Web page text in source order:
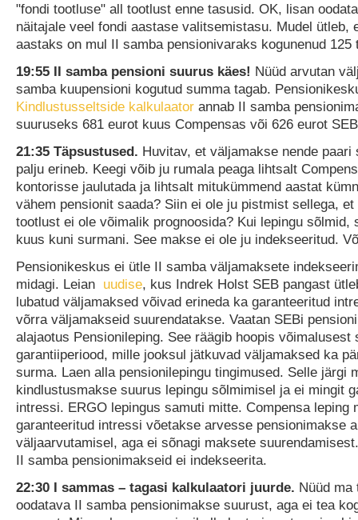
"fondi tootluse" all tootlust enne tasusid. OK, lisan
näitajale veel fondi aastase valitsemistasu. Mudel ütleb,
aastaks on mul II samba pensionivaraks kogunenud 125
19:55 II samba pensioni suurus käes! Nüüd arvutan
samba kuupensioni kogutud summa tagab.
Kindlustusseltside kalkulaator annab II samba
suuruseks 681 eurot kuus Compensas või 626 eurot
21:35 Täpsustused. Huvitav, et väljamakse nende paari
palju erineb. Keegi võib ju rumala peaga lihtsalt
kontorisse jaulutada ja lihtsalt mitukümmend aastat
vähem pensionit saada? Siin ei ole ju pistmist sellega,
tootlust ei ole võimalik prognoosida? Kui lepingu sõlmid,
kuus kuni surmani. See makse ei ole ju indekseeritud.
Pensionikeskus ei ütle II samba väljamaksete
midagi. Leian uudise, kus Indrek Holst SEB pangast
lubatud väljamaksed võivad erineda ka garanteeritud
võrra väljamakseid suurendatakse. Vaatan SEBi
alajaotus Pensionileping. See räägib hoopis võimalusest
garantiiperiood, mille jooksul jätkuvad väljamaksed ka
surma. Laen alla pensionilepingu tingimused. Selle järgi
kindlustusmakse suurus lepingu sõlmimisel ja ei mingit
intressi. ERGO lepingus samuti mitte. Compensa leping
garanteeritud intressi võetakse arvesse pensionimakse
väljaarvutamisel, aga ei sõnagi maksete
II samba pensionimakseid ei indekseerita.
22:30 I sammas – tagasi kalkulaatori juurde. Nüüd ma
oodatava II samba pensionimakse suurust, aga ei tea